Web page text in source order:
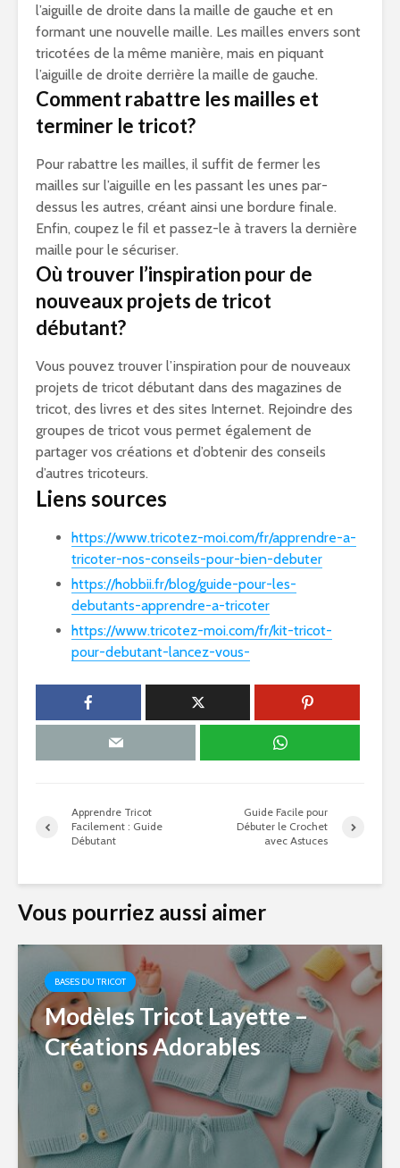
l’aiguille de droite dans la maille de gauche et en
formant une nouvelle maille. Les mailles envers sont
tricotées de la même manière, mais en piquant
l’aiguille de droite derrière la maille de gauche.
Comment rabattre les mailles et
terminer le tricot?
Pour rabattre les mailles, il suffit de fermer les
mailles sur l’aiguille en les passant les unes par-
dessus les autres, créant ainsi une bordure finale.
Enfin, coupez le fil et passez-le à travers la dernière
maille pour le sécuriser.
Où trouver l’inspiration pour de
nouveaux projets de tricot
débutant?
Vous pouvez trouver l’inspiration pour de nouveaux
projets de tricot débutant dans des magazines de
tricot, des livres et des sites Internet. Rejoindre des
groupes de tricot vous permet également de
partager vos créations et d’obtenir des conseils
d’autres tricoteurs.
Liens sources
https://www.tricotez-moi.com/fr/apprendre-a-
tricoter-nos-conseils-pour-bien-debuter
https://hobbii.fr/blog/guide-pour-les-
debutants-apprendre-a-tricoter
https://www.tricotez-moi.com/fr/kit-tricot-
pour-debutant-lancez-vous-
Apprendre Tricot
Facilement : Guide
Débutant
Guide Facile pour
Débuter le Crochet
avec Astuces
Vous pourriez aussi aimer
BASES DU TRICOT
Modèles Tricot Layette –
Créations Adorables